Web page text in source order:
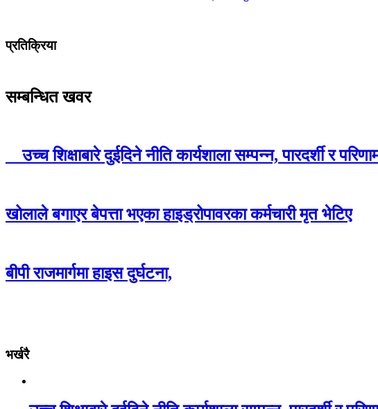
प्रतिक्रिया
सम्बन्धित खवर
उच्च शिक्षाबारे दुईदिने नीति कार्यशाला सम्पन्न, पारदर्शी र
खोलाले बगाएर बेपत्ता भएका हाइड्रोपावरका कर्मचारी मृत भेटिए
बीपी राजमार्गमा हाइस दुर्घटना,
भर्खरै